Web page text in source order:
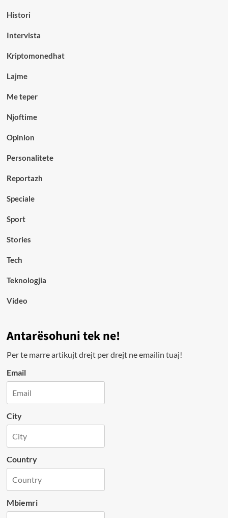
Histori
Intervista
Kriptomonedhat
Lajme
Me teper
Njoftime
Opinion
Personalitete
Reportazh
Speciale
Sport
Stories
Tech
Teknologjia
Video
Antarësohuni tek ne!
Per te marre artikujt drejt per drejt ne emailin tuaj!
Email
City
Country
Mbiemri